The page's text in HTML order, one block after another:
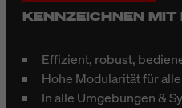
KENNZEICHNEN MIT
Effizient, robust,
Hohe Modularität für
In alle Umgebungen &